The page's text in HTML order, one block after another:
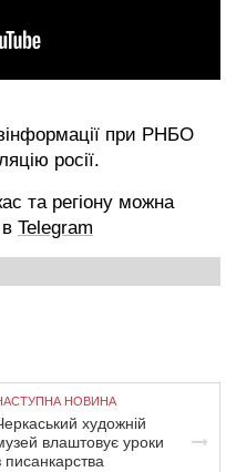
при РНБО
росії.
та регіону можна
Telegram
НОВИНА
художній
влаштовує уроки
писанкарства